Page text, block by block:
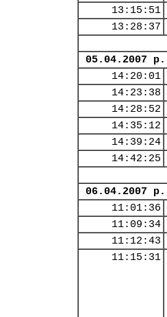
13:15:51
13:28:37
05.04.2007 р.
14:20:01
14:23:38
14:28:52
14:35:12
14:39:24
14:42:25
06.04.2007 р.
11:01:36
11:09:34
11:12:43
11:15:31